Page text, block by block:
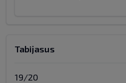
Tabijasus
19/20